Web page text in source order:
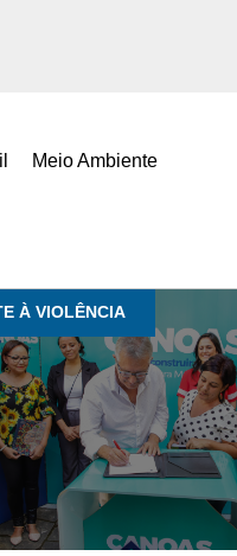
Meio Ambiente
À VIOLÊNCIA